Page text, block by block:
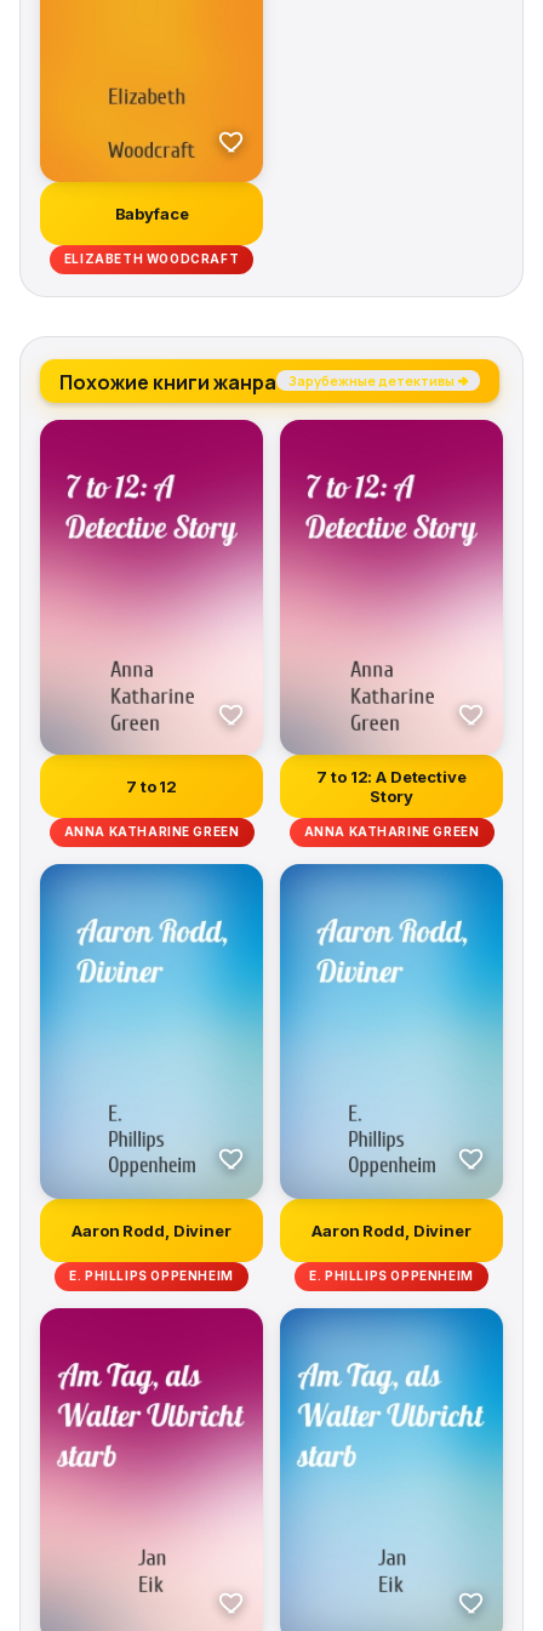
Babyface
ELIZABETH WOODCRAFT
Похожие книги жанра Зарубежные детективы →
7 to 12
ANNA KATHARINE GREEN
7 to 12: A Detective
Story
ANNA KATHARINE GREEN
Aaron Rodd, Diviner
E. PHILLIPS OPPENHEIM
Aaron Rodd, Diviner
E. PHILLIPS OPPENHEIM